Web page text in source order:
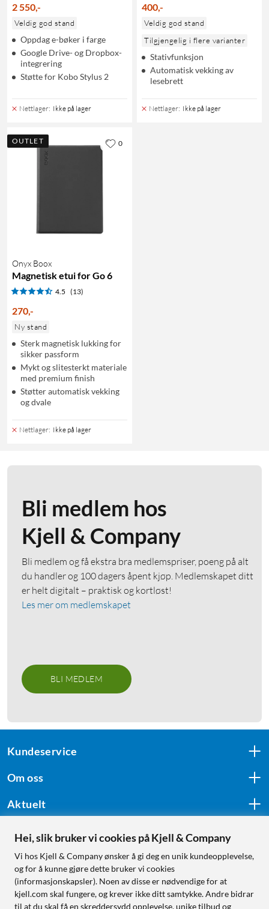
2 550,-
Veldig god stand
Oppdag e-bøker i farge
Google Drive- og Dropbox-
integrering
Støtte for Kobo Stylus 2
Nettlager: Ikke på lager
400,-
Veldig god stand
Tilgjengelig i flere varianter
Stativfunksjon
Automatisk vekking av
lesebrett
Nettlager: Ikke på lager
OUTLET
Onyx Boox
Magnetisk etui for Go 6
4.5 (13)
270,-
Ny stand
Sterk magnetisk lukking for
sikker passform
Mykt og slitesterkt materiale
med premium finish
Støtter automatisk vekking
og dvale
Nettlager: Ikke på lager
0
Bli medlem hos
Kjell & Company
Bli medlem og få ekstra bra medlemspriser, poeng på alt
du handler og 100 dagers åpent kjøp. Medlemskapet ditt
er helt digitalt – praktisk og kortløst!
Les mer om medlemskapet
BLI MEDLEM
Kundeservice
Om oss
Aktuelt
Følg oss
Handle fra:
Hei, slik bruker vi cookies på Kjell & Company
Vi hos Kjell & Company ønsker å gi deg en unik kundeopplevelse,
og for å kunne gjøre dette bruker vi cookies
(informasjonskapsler). Noen av disse er nødvendige for at
kjell.com skal fungere, og krever ikke ditt samtykke. Andre bidrar
til at du skal få en skreddersydd opplevelse, unike tilbud og